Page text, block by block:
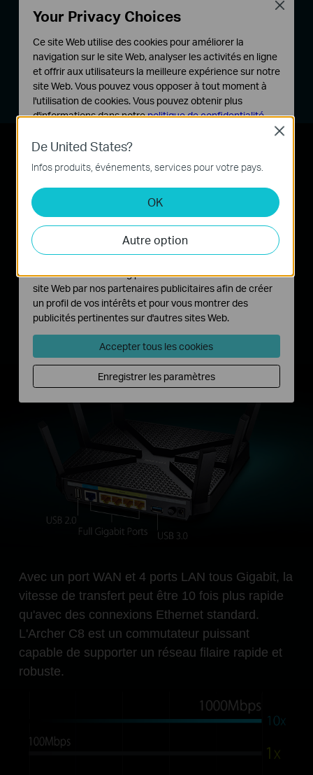
Performance filaire pour
des vitesses maximales
Avec 2 ports, USB 3.0 ultra-rapide et 2.0vous
pouvez partager imprimantes, fichiers et médias
avec plusieurs appareils sur votre réseau local
ou à distance lors de vos déplacements.
Imprimante Musique Photos
Avec un port WAN et 4 ports LAN tous Gigabit, la
vitesse de transfert peut être 10 fois plus rapide
qu'avec des connexions Ethernet standard.
L'Archer C8 est un commutateur puissant
capable de supporter un réseau filaire rapide et
robuste.
De United States?
Infos produits, événements, services pour votre pays.
OK
Autre option
Close
Your Privacy Choices
Ce site Web utilise des cookies pour améliorer la
navigation sur le site Web, analyser les activités en ligne
et offrir aux utilisateurs la meilleure expérience sur notre
site Web. Vous pouvez vous opposer à tout moment à
l'utilisation de cookies. Vous pouvez obtenir plus
d'informations dans notrepolitique de confidentialité.
Cookies basiques
Ces cookies sont nécessaires au fonctionnement du
site Web et ne peuvent pas être désactivés dans vos
Cookies d'analyse et marketing
Les cookies d'analyse nous permettent d'analyser vos
activités sur notre site Web pour améliorer et ajuster les
fonctionnalités de notre site Web.
Les cookies marketing peuvent être définis via notre
site Web par nos partenaires publicitaires afin de créer
un profil de vos intérêts et pour vous montrer des
publicités pertinentes sur d'autres sites Web.
Accepter tous les cookies
Enregistrer les paramètres
Close